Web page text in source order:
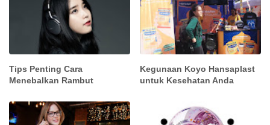
Tips Penting Cara
Menebalkan Rambut
Kegunaan Koyo Hansaplast
untuk Kesehatan Anda